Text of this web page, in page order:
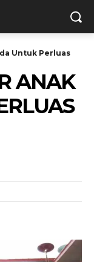
Untuk Perluas
ANAK